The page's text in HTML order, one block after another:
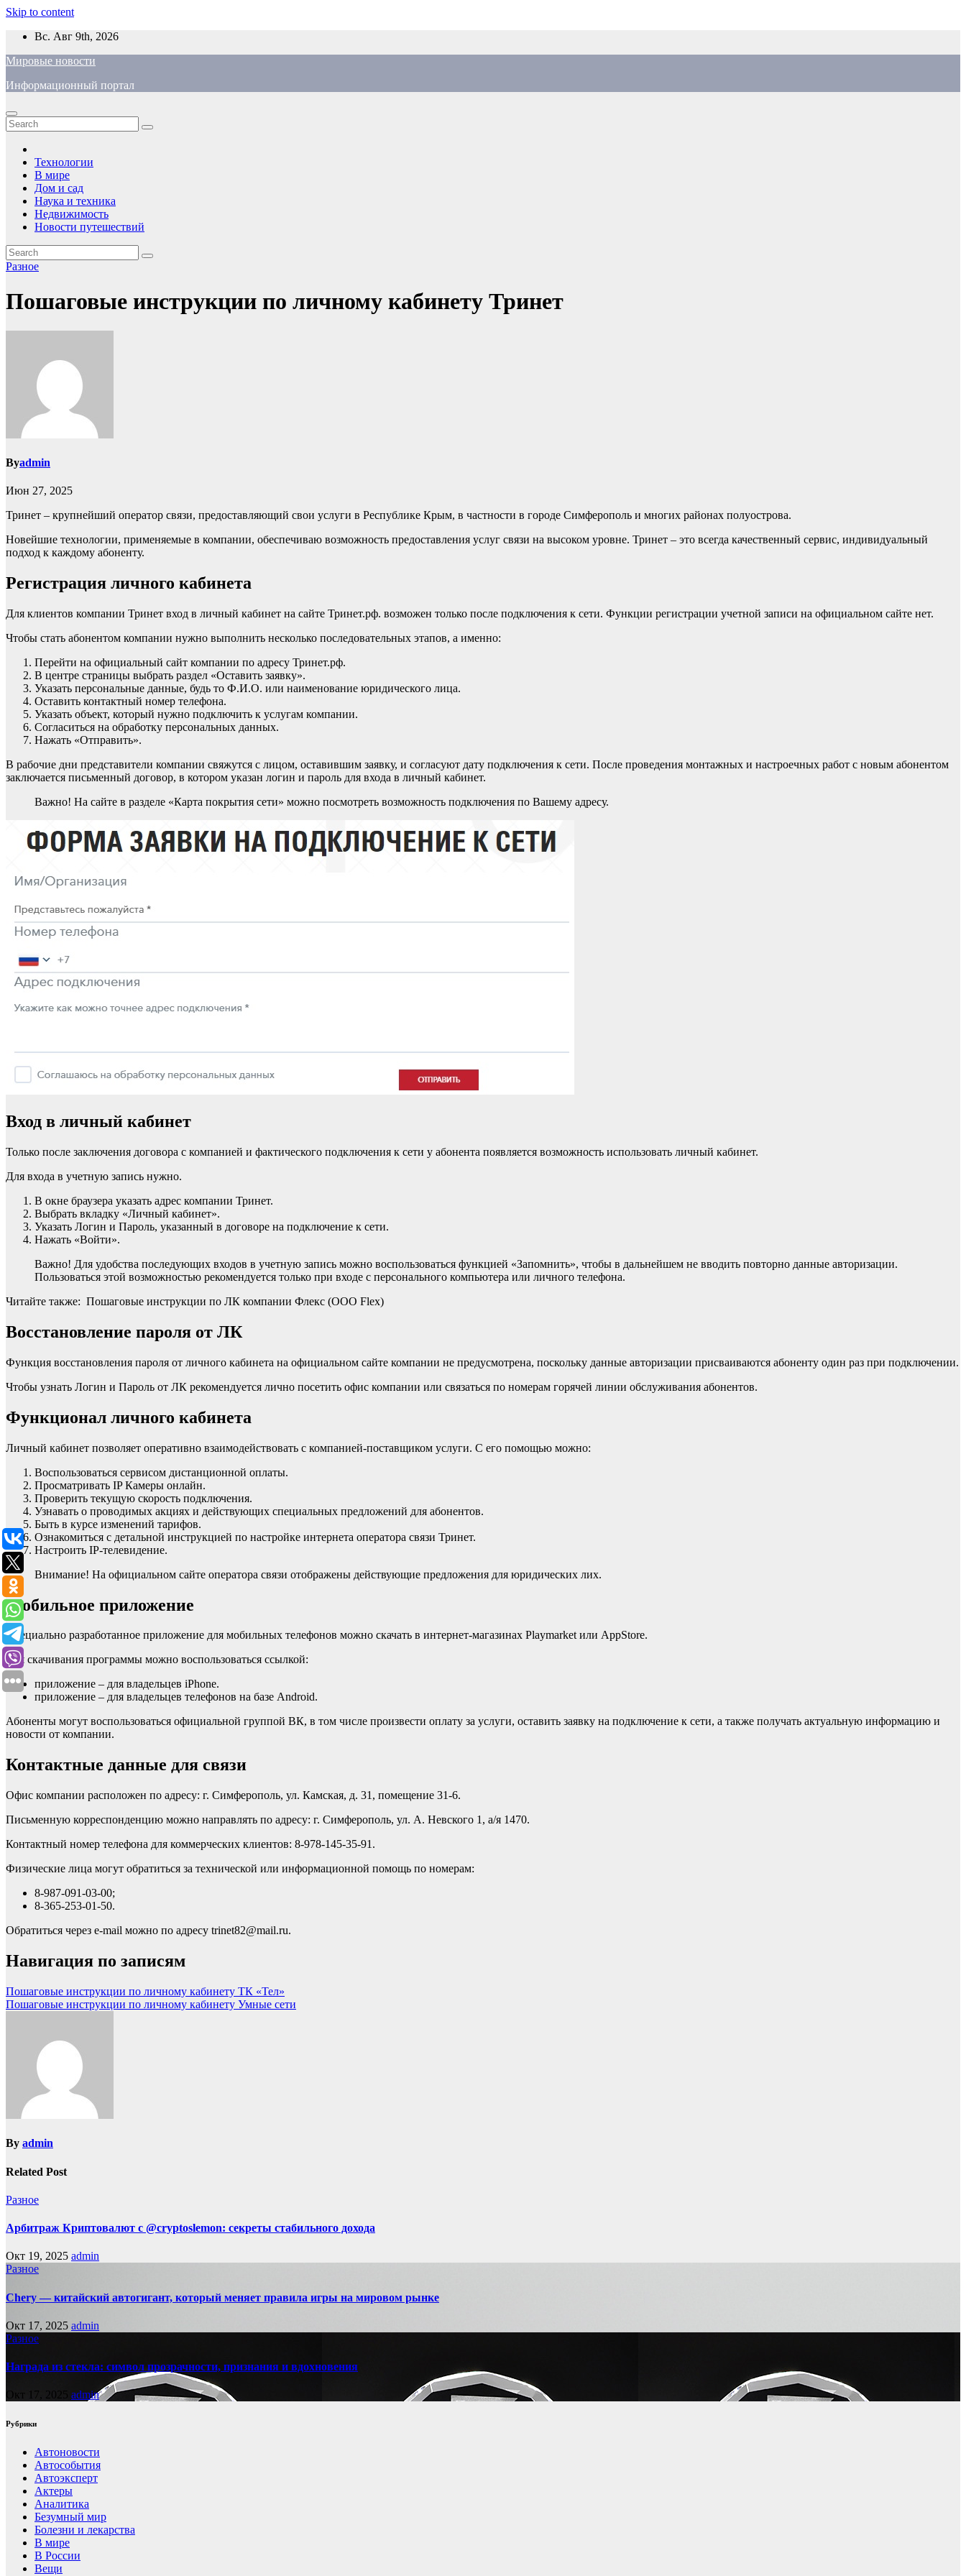
Skip to content
Вс. Авг 9th, 2026
Мировые новости
Информационный портал
Технологии
В мире
Дом и сад
Наука и техника
Недвижимость
Новости путешествий
Разное
Пошаговые инструкции по личному кабинету Тринет
Byadmin
Июн 27, 2025
Тринет – крупнейший оператор связи, предоставляющий свои услуги в Республике Крым, в частности в городе Симферополь и многих районах полуострова.
Новейшие технологии, применяемые в компании, обеспечиваю возможность предоставления услуг связи на высоком уровне. Тринет – это всегда качественный сервис, индивидуальный
подход к каждому абоненту.
Регистрация личного кабинета
Для клиентов компании Тринет вход в личный кабинет на сайте Тринет.рф. возможен только после подключения к сети. Функции регистрации учетной записи на официальном сайте нет.
Чтобы стать абонентом компании нужно выполнить несколько последовательных этапов, а именно:
Перейти на официальный сайт компании по адресу Тринет.рф.
В центре страницы выбрать раздел «Оставить заявку».
Указать персональные данные, будь то Ф.И.О. или наименование юридического лица.
Оставить контактный номер телефона.
Указать объект, который нужно подключить к услугам компании.
Согласиться на обработку персональных данных.
Нажать «Отправить».
В рабочие дни представители компании свяжутся с лицом, оставившим заявку, и согласуют дату подключения к сети. После проведения монтажных и настроечных работ с новым абонентом
заключается письменный договор, в котором указан логин и пароль для входа в личный кабинет.
Важно! На сайте в разделе «Карта покрытия сети» можно посмотреть возможность подключения по Вашему адресу.
Вход в личный кабинет
Только после заключения договора с компанией и фактического подключения к сети у абонента появляется возможность использовать личный кабинет.
Для входа в учетную запись нужно.
В окне браузера указать адрес компании Тринет.
Выбрать вкладку «Личный кабинет».
Указать Логин и Пароль, указанный в договоре на подключение к сети.
Нажать «Войти».
Важно! Для удобства последующих входов в учетную запись можно воспользоваться функцией «Запомнить», чтобы в дальнейшем не вводить повторно данные авторизации.
Пользоваться этой возможностью рекомендуется только при входе с персонального компьютера или личного телефона.
Читайте также: Пошаговые инструкции по ЛК компании Флекс (ООО Flex)
Восстановление пароля от ЛК
Функция восстановления пароля от личного кабинета на официальном сайте компании не предусмотрена, поскольку данные авторизации присваиваются абоненту один раз при подключении.
Чтобы узнать Логин и Пароль от ЛК рекомендуется лично посетить офис компании или связаться по номерам горячей линии обслуживания абонентов.
Функционал личного кабинета
Личный кабинет позволяет оперативно взаимодействовать с компанией-поставщиком услуги. С его помощью можно:
Воспользоваться сервисом дистанционной оплаты.
Просматривать IP Камеры онлайн.
Проверить текущую скорость подключения.
Узнавать о проводимых акциях и действующих специальных предложений для абонентов.
Быть в курсе изменений тарифов.
Ознакомиться с детальной инструкцией по настройке интернета оператора связи Тринет.
Настроить IP-телевидение.
Внимание! На официальном сайте оператора связи отображены действующие предложения для юридических лих.
Мобильное приложение
Специально разработанное приложение для мобильных телефонов можно скачать в интернет-магазинах Playmarket или AppStore.
Для скачивания программы можно воспользоваться ссылкой:
приложение – для владельцев iPhone.
приложение – для владельцев телефонов на базе Android.
Абоненты могут воспользоваться официальной группой ВК, в том числе произвести оплату за услуги, оставить заявку на подключение к сети, а также получать актуальную информацию и
новости от компании.
Контактные данные для связи
Офис компании расположен по адресу: г. Симферополь, ул. Камская, д. 31, помещение 31-6.
Письменную корреспонденцию можно направлять по адресу: г. Симферополь, ул. А. Невского 1, а/я 1470.
Контактный номер телефона для коммерческих клиентов: 8-978-145-35-91.
Физические лица могут обратиться за технической или информационной помощь по номерам:
8-987-091-03-00;
8-365-253-01-50.
Обратиться через e-mail можно по адресу trinet82@mail.ru.
Навигация по записям
Пошаговые инструкции по личному кабинету ТК «Тел»
Пошаговые инструкции по личному кабинету Умные сети
By admin
Related Post
Разное
Арбитраж Криптовалют с @cryptoslemon: секреты стабильного дохода
Окт 19, 2025 admin
Разное
Chery — китайский автогигант, который меняет правила игры на мировом рынке
Окт 17, 2025 admin
Разное
Награда из стекла: символ прозрачности, признания и вдохновения
Окт 17, 2025 admin
Рубрики
Автоновости
Автособытия
Автоэксперт
Актеры
Аналитика
Безумный мир
Болезни и лекарства
В мире
В России
Вещи